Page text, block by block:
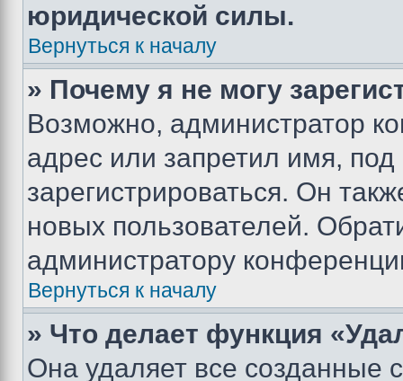
юридической силы.
Вернуться к началу
» Почему я не могу
Возможно, администратор
адрес или запретил имя,
зарегистрироваться. Он
новых пользователей.
администратору
Вернуться к началу
» Что делает функция
Она удаляет все созданные